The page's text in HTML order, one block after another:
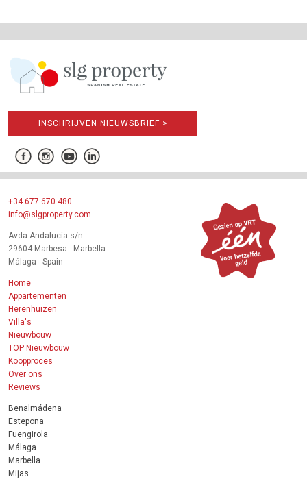
INSCHRIJVEN NIEUWSBRIEF >
+34 677 670 480
info@slgproperty.com
Avda Andalucia s/n
29604 Marbesa - Marbella
Málaga - Spain
Home
Appartementen
Herenhuizen
Villa's
Nieuwbouw
TOP Nieuwbouw
Koopproces
Over ons
Reviews
Benalmádena
Estepona
Fuengirola
Málaga
Marbella
Mijas